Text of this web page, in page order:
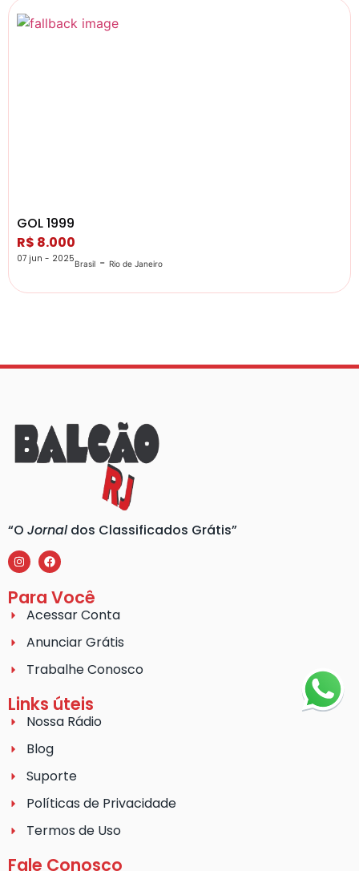
GOL 1999
R$ 8.000
07 jun - 2025Brasil - Rio de Janeiro
“O Jornaldos Classificados Grátis”
Para Você
Acessar Conta
Anunciar Grátis
Trabalhe Conosco
Links úteis
Nossa Rádio
Blog
Suporte
Políticas de Privacidade
Termos de Uso
Fale Conosco